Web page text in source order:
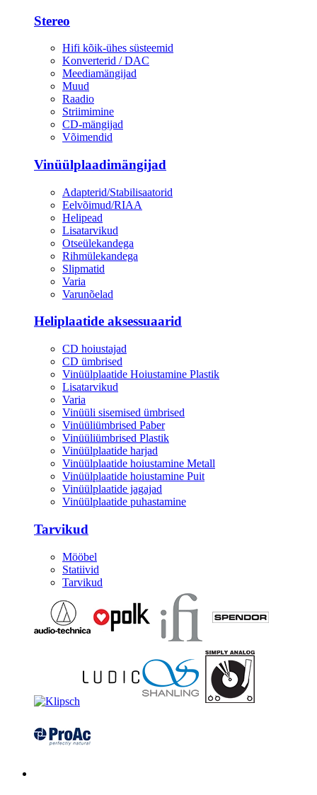
Stereo
Hifi kõik-ühes süsteemid
Konverterid / DAC
Meediamängijad
Muud
Raadio
Striimimine
CD-mängijad
Võimendid
Vinüülplaadimängijad
Adapterid/Stabilisaatorid
Eelvõimud/RIAA
Helipead
Lisatarvikud
Otseülekandega
Rihmülekandega
Slipmatid
Varia
Varunõelad
Heliplaatide aksessuaarid
CD hoiustajad
CD ümbrised
Vinüülplaatide Hoiustamine Plastik
Lisatarvikud
Varia
Vinüüli sisemised ümbrised
Vinüüliümbrised Paber
Vinüüliümbrised Plastik
Vinüülplaatide harjad
Vinüülplaatide hoiustamine Metall
Vinüülplaatide hoiustamine Puit
Vinüülplaatide jagajad
Vinüülplaatide puhastamine
Tarvikud
Mööbel
Statiivid
Tarvikud